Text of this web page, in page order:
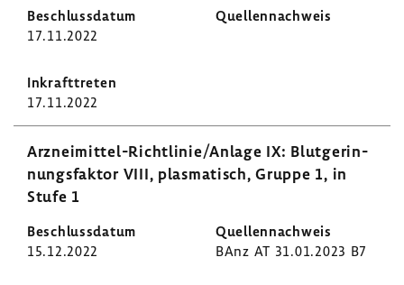
17.11.2022
17.11.2022
Arzneimittel-​Richtlinie/Anlage IX: Blut­ge­rin­
nungs­faktor VIII, plas­ma­tisch, Gruppe 1, in
Stufe 1
15.12.2022 BAnz AT 31.01.2023 B7